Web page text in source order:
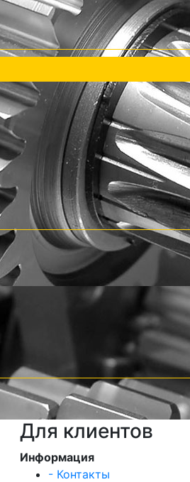
Для клиентов
Информация
- Контакты